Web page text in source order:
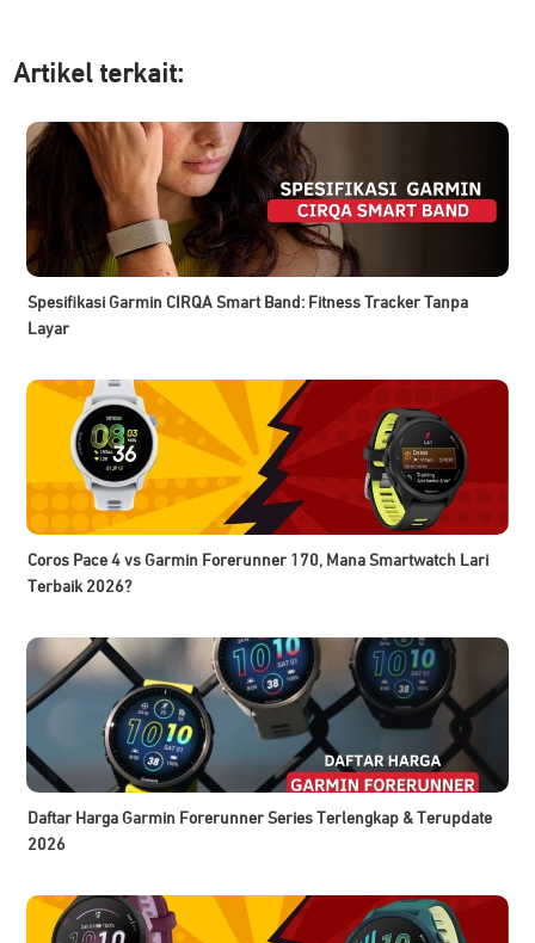
Artikel terkait:
Spesifikasi Garmin CIRQA Smart Band: Fitness Tracker Tanpa
Layar
Coros Pace 4 vs Garmin Forerunner 170, Mana Smartwatch Lari
Terbaik 2026?
Daftar Harga Garmin Forerunner Series Terlengkap & Terupdate
2026